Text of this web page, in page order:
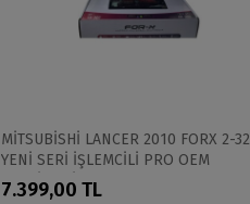
MİTSUBİSHİ LANCER 2010 FORX 2-32
YENİ SERİ İŞLEMCİLİ PRO OEM
MULTİMEDİA
7.399,00 TL